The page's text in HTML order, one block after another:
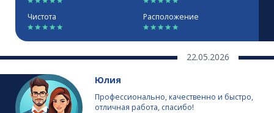
Чистота Расположение
22.05.2026
Юлия
Профессионально, качественно и быстро,
отличная работа, спасибо!